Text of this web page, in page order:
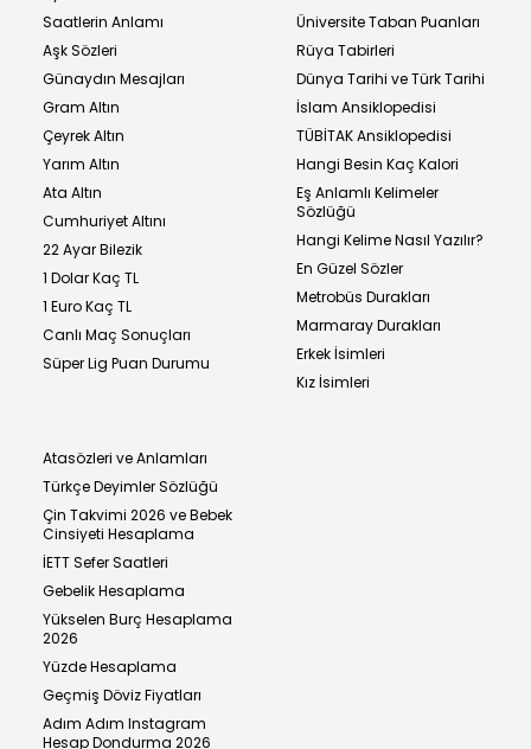
Saatlerin Anlamı
Aşk Sözleri
Günaydın Mesajları
Gram Altın
Çeyrek Altın
Yarım Altın
Ata Altın
Cumhuriyet Altını
22 Ayar Bilezik
1 Dolar Kaç TL
1 Euro Kaç TL
Canlı Maç Sonuçları
Süper Lig Puan Durumu
Üniversite Taban Puanları
Rüya Tabirleri
Dünya Tarihi ve Türk Tarihi
İslam Ansiklopedisi
TÜBİTAK Ansiklopedisi
Hangi Besin Kaç Kalori
Eş Anlamlı Kelimeler
Sözlüğü
Hangi Kelime Nasıl Yazılır?
En Güzel Sözler
Metrobüs Durakları
Marmaray Durakları
Erkek İsimleri
Kız İsimleri
Atasözleri ve Anlamları
Türkçe Deyimler Sözlüğü
Çin Takvimi 2026 ve Bebek
Cinsiyeti Hesaplama
İETT Sefer Saatleri
Gebelik Hesaplama
Yükselen Burç Hesaplama
2026
Yüzde Hesaplama
Geçmiş Döviz Fiyatları
Adım Adım Instagram
Hesap Dondurma 2026